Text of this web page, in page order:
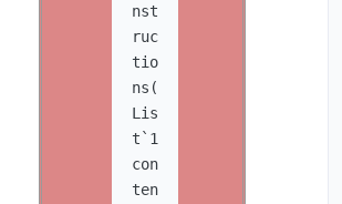
nst
ruc
tio
ns(
Lis
t`1
con
ten